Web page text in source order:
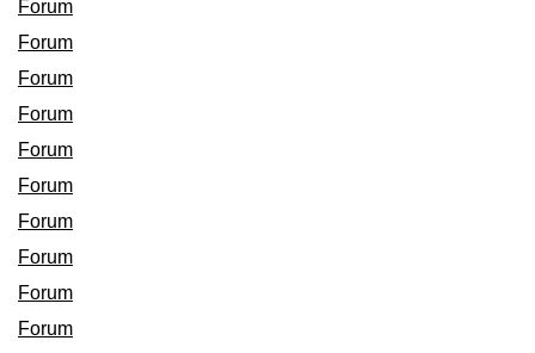
Forum
Forum
Forum
Forum
Forum
Forum
Forum
Forum
Forum
Forum